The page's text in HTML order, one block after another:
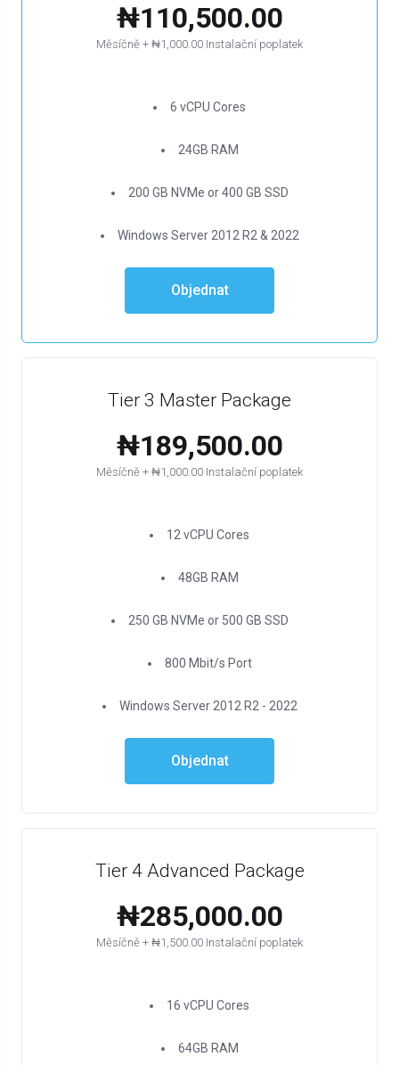
₦110,500.00
Měsíčně + ₦1,000.00 Instalační poplatek
6 vCPU Cores
24GB RAM
200 GB NVMe or 400 GB SSD
Windows Server 2012 R2 & 2022
Objednat
Tier 3 Master Package
₦189,500.00
Měsíčně + ₦1,000.00 Instalační poplatek
12 vCPU Cores
48GB RAM
250 GB NVMe or 500 GB SSD
800 Mbit/s Port
Windows Server 2012 R2 - 2022
Objednat
Tier 4 Advanced Package
₦285,000.00
Měsíčně + ₦1,500.00 Instalační poplatek
16 vCPU Cores
64GB RAM